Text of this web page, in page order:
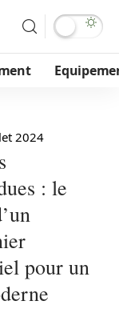
2024
: le
pour un